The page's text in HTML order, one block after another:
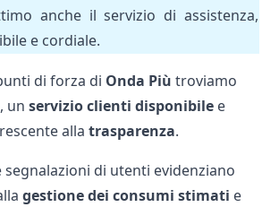
anche il servizio di assistenza,
e cordiale.
di forza di Onda Più troviamo
, un servizio clienti disponibile e
alla trasparenza.
segnalazioni di utenti evidenziano
gestione dei consumi stimati e